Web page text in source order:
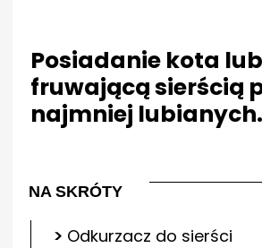
Posiadanie kota
fruwającą sierścią
najmniej
NA SKRÓTY
> Odkurzacz do sierści